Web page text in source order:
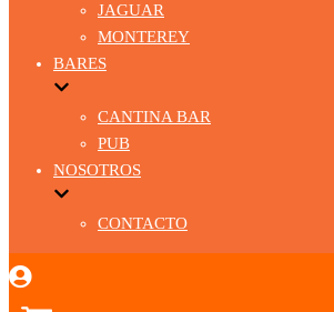
JAGUAR
MONTEREY
BARES
CANTINA BAR
PUB
NOSOTROS
CONTACTO